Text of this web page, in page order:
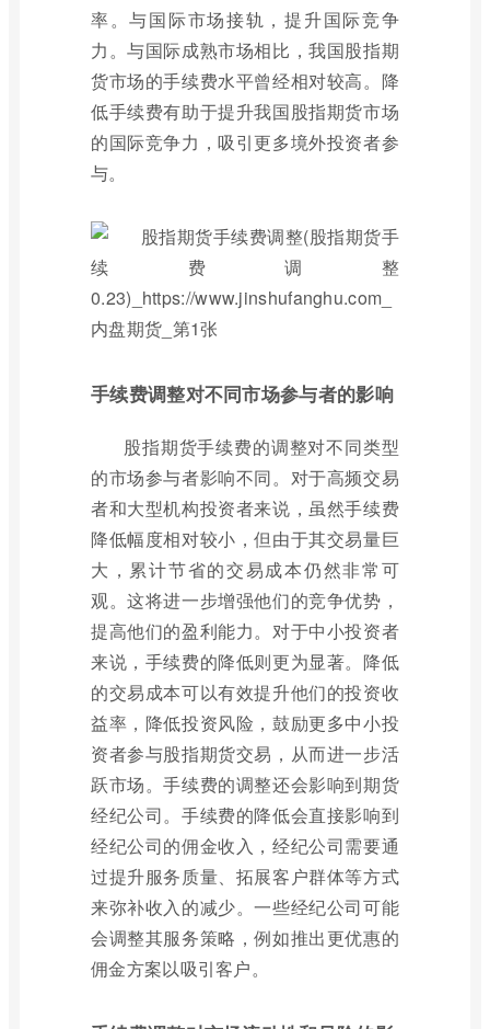
率。与国际市场接轨，提升国际竞争
力。与国际成熟市场相比，我国股指期
货市场的手续费水平曾经相对较高。降
低手续费有助于提升我国股指期货市场
的国际竞争力，吸引更多境外投资者参
与。
手续费调整对不同市场参与者的影响
股指期货手续费的调整对不同类型
的市场参与者影响不同。对于高频交易
者和大型机构投资者来说，虽然手续费
降低幅度相对较小，但由于其交易量巨
大，累计节省的交易成本仍然非常可
观。这将进一步增强他们的竞争优势，
提高他们的盈利能力。对于中小投资者
来说，手续费的降低则更为显著。降低
的交易成本可以有效提升他们的投资收
益率，降低投资风险，鼓励更多中小投
资者参与股指期货交易，从而进一步活
跃市场。手续费的调整还会影响到期货
经纪公司。手续费的降低会直接影响到
经纪公司的佣金收入，经纪公司需要通
过提升服务质量、拓展客户群体等方式
来弥补收入的减少。一些经纪公司可能
会调整其服务策略，例如推出更优惠的
佣金方案以吸引客户。